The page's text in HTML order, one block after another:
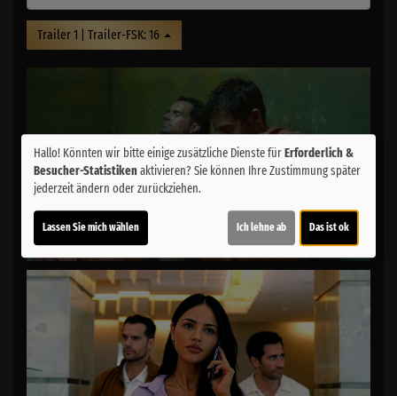
Trailer 1 | Trailer-FSK: 16
Hallo! Könnten wir bitte einige zusätzliche Dienste fürErforderlich &
Besucher-Statistikenaktivieren? Sie können Ihre Zustimmung später
jederzeit ändern oder zurückziehen.
Lassen Sie mich wählen Ich lehne ab Das ist ok